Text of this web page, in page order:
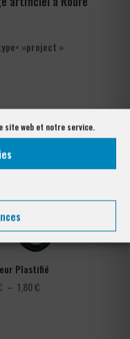
site web et notre service.
»project »
Plastifié
– 1,80€